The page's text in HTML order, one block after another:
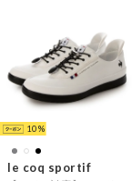
10
le coq sportif